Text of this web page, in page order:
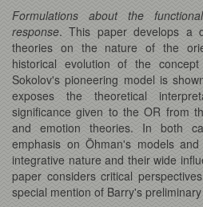
Formulations about the
response. This paper develops a
theories on the nature of the
historical evolution of the
Sokolov's pioneering model is
exposes the theoretical
significance given to the OR from
and emotion theories. In both
emphasis on Öhman's models
integrative nature and their wide
paper considers critical
special mention of Barry's